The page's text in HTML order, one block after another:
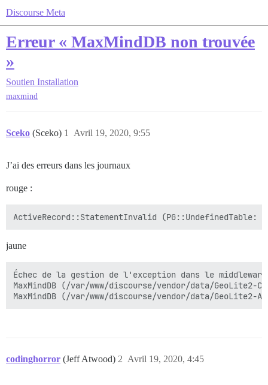
Discourse Meta
Erreur « MaxMindDB non trouvée
»
Soutien Installation
maxmind
Sceko (Sceko) Avril 19, 2020, 9:55
1
J’ai des erreurs dans les journaux
rouge :
ActiveRecord::StatementInvalid (PG::UndefinedTable:
jaune
Échec de la gestion de l'exception dans le
MaxMindDB (/var/www/discourse/vendor/data/
MaxMindDB (/var/www/discourse/vendor/data/
codinghorror (Jeff Atwood) Avril 19, 2020, 4:45
2